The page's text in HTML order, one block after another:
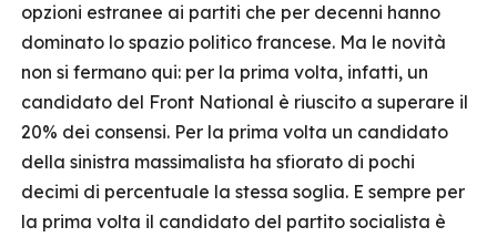
opzioni estranee ai partiti che per decenni hanno
dominato lo spazio politico francese. Ma le novità
non si fermano qui: per la prima volta, infatti, un
candidato del Front National è riuscito a superare il
20% dei consensi. Per la prima volta un candidato
della sinistra massimalista ha sfiorato di pochi
decimi di percentuale la stessa soglia. E sempre per
la prima volta il candidato del partito socialista è